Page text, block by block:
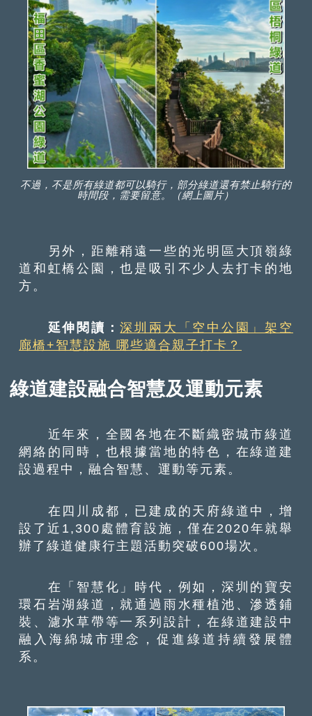
不過，不是所有綠道都可以騎行，部分綠道還有禁止騎行的
時間段，需要留意。（網上圖片）
另外，距離稍遠一些的光明區大頂嶺綠
道和虹橋公園，也是吸引不少人去打卡的地
方。
延伸閱讀：深圳兩大「空中公園」架空
廊橋+智慧設施 哪些適合親子打卡？
綠道建設融合智慧及運動元素
近年來，全國各地在不斷織密城市綠道
網絡的同時，也根據當地的特色，在綠道建
設過程中，融合智慧、運動等元素。
在四川成都，已建成的天府綠道中，增
設了近1,300處體育設施，僅在2020年就舉
辦了綠道健康行主題活動突破600場次。
在「智慧化」時代，例如，深圳的寶安
環石岩湖綠道，就通過雨水種植池、滲透鋪
裝、濾水草帶等一系列設計，在綠道建設中
融入海綿城市理念，促進綠道持續發展體
系。